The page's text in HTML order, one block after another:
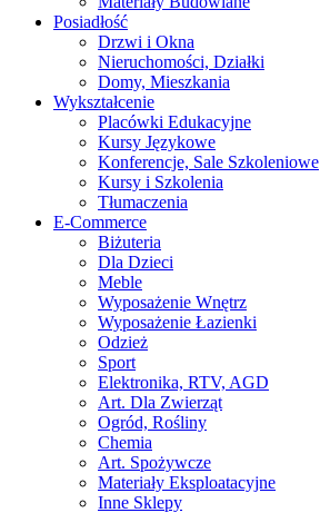
Posiadłość
Drzwi i Okna
Nieruchomości, Działki
Domy, Mieszkania
Wykształcenie
Placówki Edukacyjne
Kursy Językowe
Konferencje, Sale Szkoleniowe
Kursy i Szkolenia
Tłumaczenia
E-Commerce
Biżuteria
Dla Dzieci
Meble
Wyposażenie Wnętrz
Wyposażenie Łazienki
Odzież
Sport
Elektronika, RTV, AGD
Art. Dla Zwierząt
Ogród, Rośliny
Chemia
Art. Spożywcze
Materiały Eksploatacyjne
Inne Sklepy